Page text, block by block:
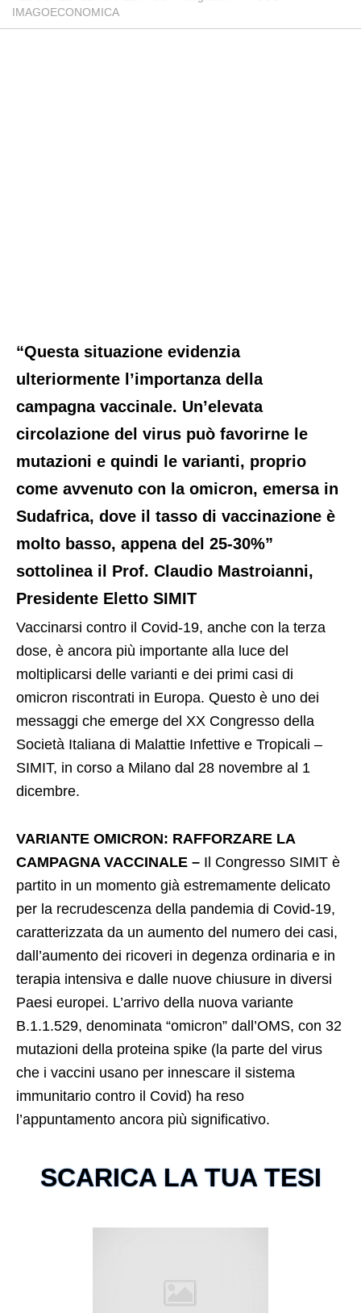
IMAGOECONOMICA
“Questa situazione evidenzia
ulteriormente l’importanza della
campagna vaccinale. Un’elevata
circolazione del virus può favorirne le
mutazioni e quindi le varianti, proprio
come avvenuto con la omicron, emersa in
Sudafrica, dove il tasso di vaccinazione è
molto basso, appena del 25-30%”
sottolinea il Prof. Claudio Mastroianni,
Presidente Eletto SIMIT
Vaccinarsi contro il Covid-19, anche con la terza
dose, è ancora più importante alla luce del
moltiplicarsi delle varianti e dei primi casi di
omicron riscontrati in Europa. Questo è uno dei
messaggi che emerge del XX Congresso della
Società Italiana di Malattie Infettive e Tropicali –
SIMIT, in corso a Milano dal 28 novembre al 1
dicembre.
VARIANTE OMICRON: RAFFORZARE LA
CAMPAGNA VACCINALE – Il Congresso SIMIT è
partito in un momento già estremamente delicato
per la recrudescenza della pandemia di Covid-19,
caratterizzata da un aumento del numero dei casi,
dall’aumento dei ricoveri in degenza ordinaria e in
terapia intensiva e dalle nuove chiusure in diversi
Paesi europei. L’arrivo della nuova variante
B.1.1.529, denominata “omicron” dall’OMS, con 32
mutazioni della proteina spike (la parte del virus
che i vaccini usano per innescare il sistema
immunitario contro il Covid) ha reso
l’appuntamento ancora più significativo.
SCARICA LA TUA TESI